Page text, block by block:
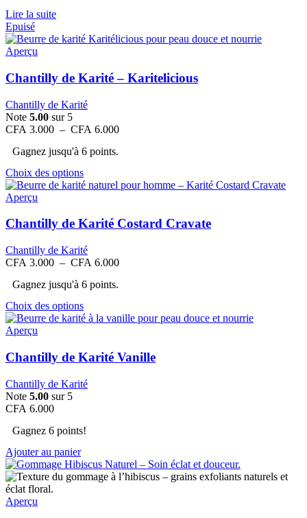
Lire la suite
Epuisé
Aperçu
Chantilly de Karité – Karitelicious
Chantilly de Karité
Note 5.00 sur 5
CFA 3.000 – CFA 6.000Plage
CFA 6.000
Gagnez jusqu'à 6 points.
Choix des optionsCe
produit
variations.
options
peuvent
choisies
la
page
Aperçu
Chantilly de Karité Costard Cravate
Chantilly de Karité
CFA 3.000 – CFA 6.000Plage
CFA 6.000
Gagnez jusqu'à 6 points.
Choix des optionsCe
produit
variations.
Les
options
peuvent
sur
du
produit
Aperçu
Chantilly de Karité Vanille
Chantilly de Karité
Note 5.00 sur 5
CFA 6.000
Gagnez 6 points!
Ajouter au panier
Aperçu